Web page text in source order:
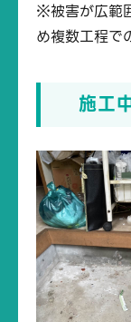
※被害が広範
め複数工程で
施工